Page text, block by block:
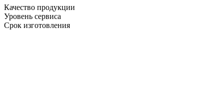
Качество продукции
Уровень сервиса
Срок изготовления